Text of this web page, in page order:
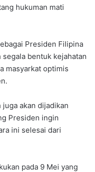
hukuman mati
Presiden Filipina
bentuk kejahatan
masyarkat optimis
akan dijadikan
Presiden ingin
ini selesai dari
pada 9 Mei yang